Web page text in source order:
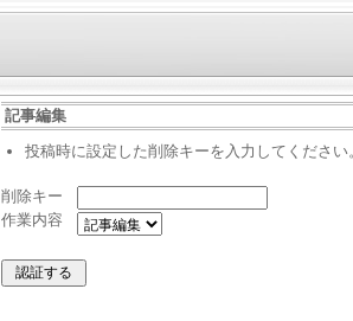
記事編集
投稿時に設定した削除キーを入力してください
削除キー
作業内容